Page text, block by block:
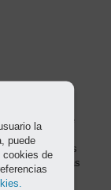
noticias sobre
y para
recibirás los
de nuestras
la
puede
cookies de